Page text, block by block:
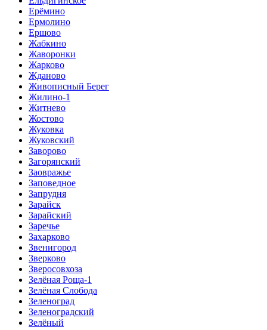
Ерёмино
Ермолино
Ершово
Жабкино
Жаворонки
Жарково
Жданово
Живописный Берег
Жилино-1
Житнево
Жостово
Жуковка
Жуковский
Заворово
Загорянский
Заовражье
Заповедное
Запрудня
Зарайск
Зарайский
Заречье
Захарково
Звенигород
Зверково
Зверосовхоза
Зелёная Роща-1
Зелёная Слобода
Зеленоград
Зеленоградский
Зелёный